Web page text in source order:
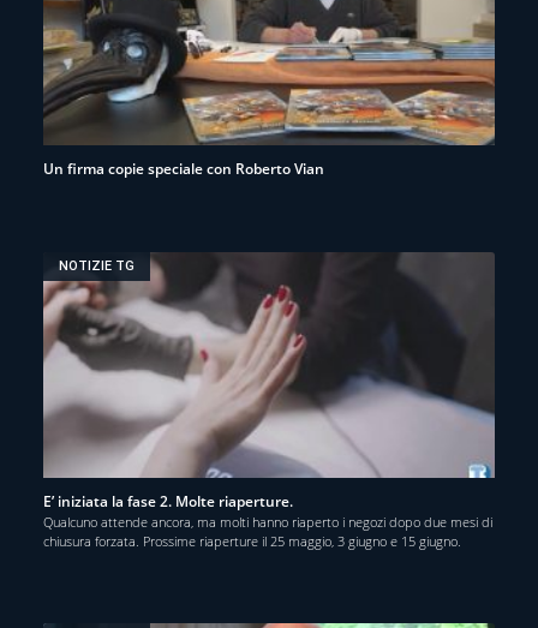
Un firma copie speciale con Roberto Vian
NOTIZIE TG
E’ iniziata la fase 2. Molte riaperture.
Qualcuno attende ancora, ma molti hanno riaperto i negozi dopo due mesi di
chiusura forzata. Prossime riaperture il 25 maggio, 3 giugno e 15 giugno.